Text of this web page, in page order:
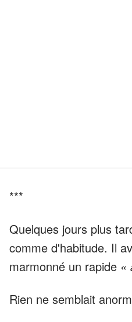
***
Quelques jours plus
comme d'habitude. Il
marmonné un rapide «
Rien ne semblait